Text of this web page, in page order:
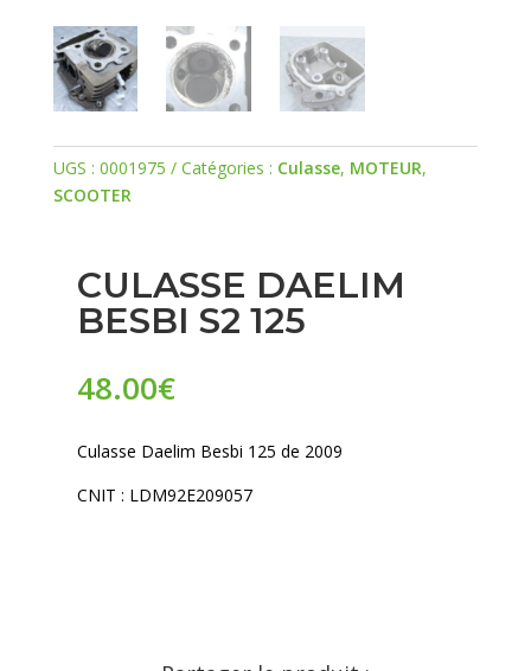
UGS : 0001975 Catégories : Culasse, MOTEUR,
SCOOTER
CULASSE DAELIM
BESBI S2 125
48.00€
Culasse Daelim Besbi 125 de 2009
CNIT : LDM92E209057